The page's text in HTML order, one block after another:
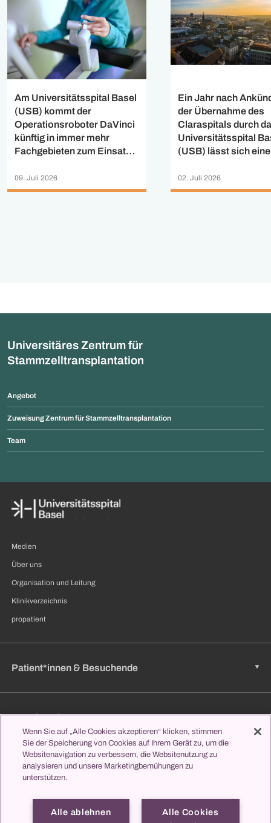
Am Universitätsspital Basel
(USB) kommt der
Operationsroboter DaVinci
künftig in immer mehr
Fachgebieten zum Einsatz.
robotergestützten
Herzchirurgie zu
das Verfahren der Zugang
Brustrekonstruktion.
09. Juli 2026
Ein Jahr nach
der Übernahme des
Claraspitals durch
Universitätsspital
(USB) lässt sich eine
ziehen: Das USB hat
Mitarbeitenden der
02. Juli 2026
Universitäres Zentrum für
Stammzelltransplantation
Angebot
Zuweisung Zentrum für Stammzelltransplantation
Team
Medien
Über uns
Organisation und Leitung
Klinikverzeichnis
propatient
Patient*innen & Besuchende
Zuweisende
Jobs & Karriere
Lernen & Studieren
Wenn Sie auf „Alle Cookies akzeptieren“ klicken, stimmen
Sie der Speicherung von Cookies auf Ihrem Gerät zu, um die
Websitenavigation zu verbessern, die Websitenutzung zu
analysieren und unsere Marketingbemühungen zu
unterstützen.
Alle Cookies
Alle ablehnen